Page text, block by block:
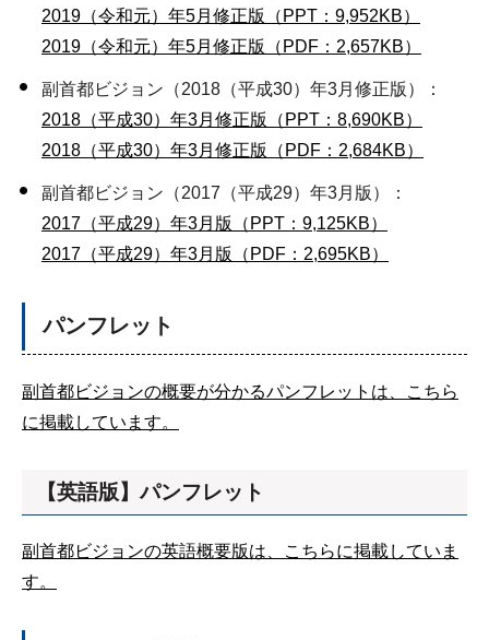
2019（令和元）年5月修正版（PPT：9,952KB）
2019（令和元）年5月修正版（PDF：2,657KB）
副首都ビジョン（2018（平成30）年3月修正版）：
2018（平成30）年3月修正版（PPT：8,690KB）
2018（平成30）年3月修正版（PDF：2,684KB）
副首都ビジョン（2017（平成29）年3月版）：
2017（平成29）年3月版（PPT：9,125KB）
2017（平成29）年3月版（PDF：2,695KB）
パンフレット
副首都ビジョンの概要が分かるパンフレットは、こちら
に掲載しています。
【英語版】パンフレット
副首都ビジョンの英語概要版は、こちらに掲載していま
す。